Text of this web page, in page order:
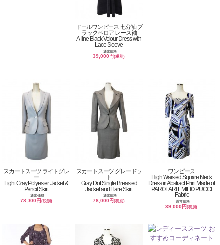
ドールワンピース 七分袖 ブ
ラックベロア レース袖
A-line Black Velour Dress with
Lace Sleeve
通常価格
39,000円(税別)
スカートスーツ ライトグレ
ー
Light Gray Polyester Jacket &
Pencil Skirt
通常価格
78,000円(税別)
スカートスーツ グレードッ
ト
Gray Dot Single Breasted
Jacket and Flare Skirt
通常価格
78,000円(税別)
ワンピース
High Waisted Square Neck
Dress in Abstract Print Made of
PAROLARI EMILIO PUCCI
Fabric
通常価格
39,000円(税別)